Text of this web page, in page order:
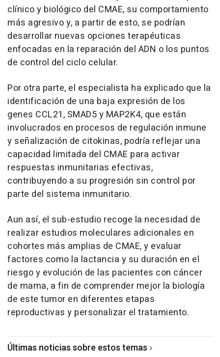
clínico y biológico del CMAE, su comportamiento
más agresivo y, a partir de esto, se podrían
desarrollar nuevas opciones terapéuticas
enfocadas en la reparación del ADN o los puntos
de control del ciclo celular.
Por otra parte, el especialista ha explicado que la
identificación de una baja expresión de los
genes CCL21, SMAD5 y MAP2K4, que están
involucrados en procesos de regulación inmune
y señalización de citokinas, podría reflejar una
capacidad limitada del CMAE para activar
respuestas inmunitarias efectivas,
contribuyendo a su progresión sin control por
parte del sistema inmunitario.
Aun así, el sub-estudio recoge la necesidad de
realizar estudios moleculares adicionales en
cohortes más amplias de CMAE, y evaluar
factores como la lactancia y su duración en el
riesgo y evolución de las pacientes con cáncer
de mama, a fin de comprender mejor la biología
de este tumor en diferentes etapas
reproductivas y personalizar el tratamiento.
Últimas noticias sobre estos temas